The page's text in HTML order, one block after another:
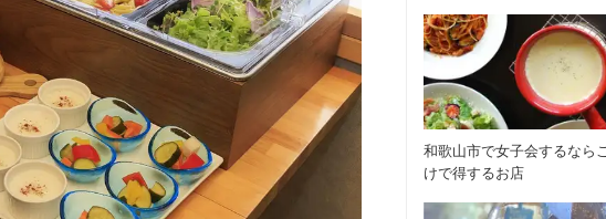
和歌山市で女子会するなら
けで得するお店